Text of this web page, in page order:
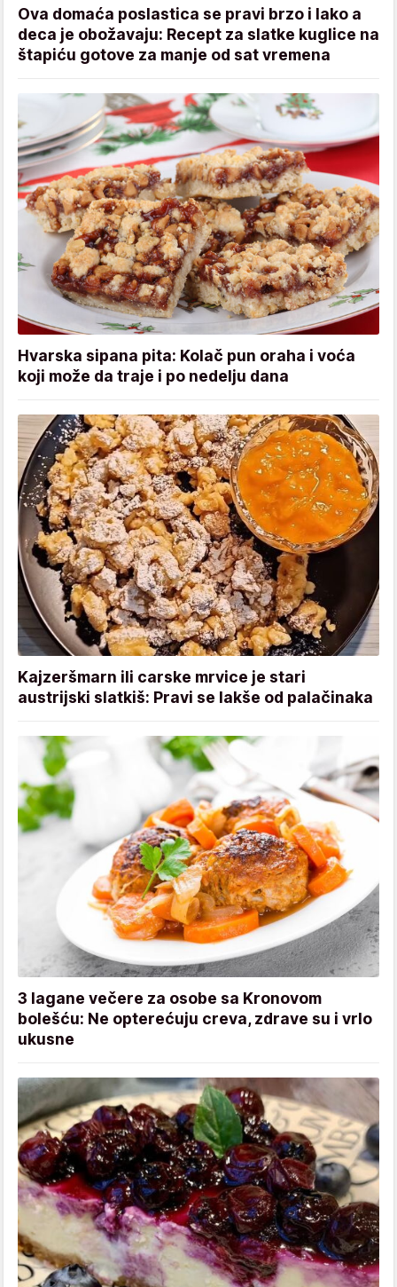
Ova domaća poslastica se pravi brzo i lako a
deca je obožavaju: Recept za slatke kuglice na
štapiću gotove za manje od sat vremena
Hvarska sipana pita: Kolač pun oraha i voća
koji može da traje i po nedelju dana
Kajzeršmarn ili carske mrvice je stari
austrijski slatkiš: Pravi se lakše od palačinaka
3 lagane večere za osobe sa Kronovom
bolešću: Ne opterećuju creva, zdrave su i vrlo
ukusne